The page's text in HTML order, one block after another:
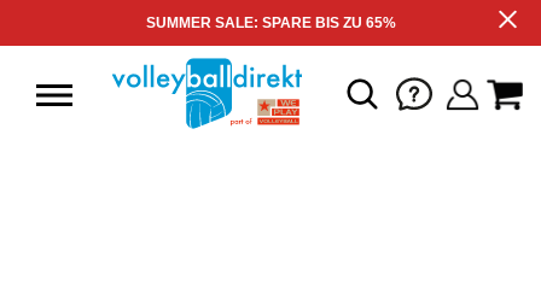
SUMMER SALE: SPARE BIS ZU 65%